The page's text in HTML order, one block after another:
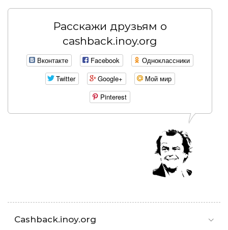
Расскажи друзьям о
cashback.inoy.org
Вконтакте Facebook
Одноклассники
Twitter
Google+
Мой мир
Pinterest
Cashback.inoy.org